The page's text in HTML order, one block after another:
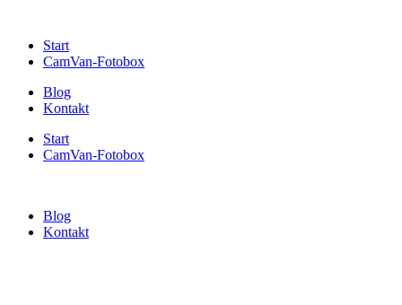
Start
CamVan-Fotobox
Blog
Kontakt
Start
CamVan-Fotobox
Blog
Kontakt